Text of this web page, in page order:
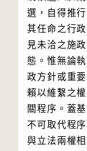
選，自得推
其任命之行
見未洽之施
態。惟無論
政方針或重
賴以維繫之
關程序。蓋
不可取代程
與立法兩權